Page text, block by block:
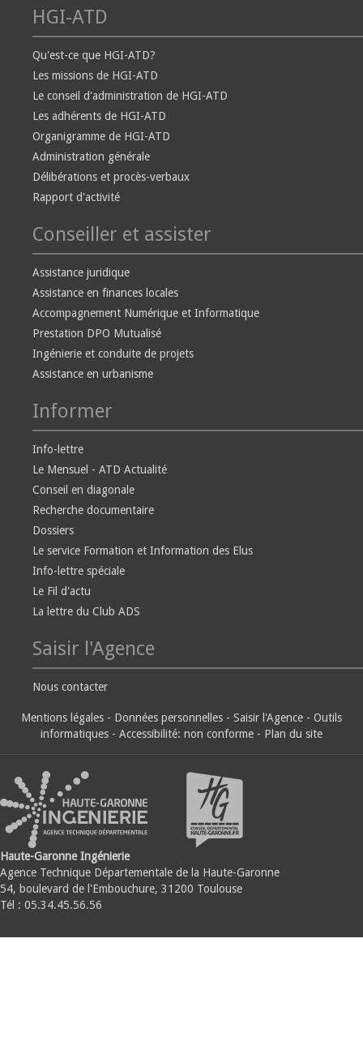
HGI-ATD
Qu'est-ce que HGI-ATD?
Les missions de HGI-ATD
Le conseil d'administration de HGI-ATD
Les adhérents de HGI-ATD
Organigramme de HGI-ATD
Administration générale
Délibérations et procès-verbaux
Rapport d'activité
Conseiller et assister
Assistance juridique
Assistance en finances locales
Accompagnement Numérique et Informatique
Prestation DPO Mutualisé
Ingénierie et conduite de projets
Assistance en urbanisme
Informer
Info-lettre
Le Mensuel - ATD Actualité
Conseil en diagonale
Recherche documentaire
Dossiers
Le service Formation et Information des Elus
Info-lettre spéciale
Le Fil d'actu
La lettre du Club ADS
Saisir l'Agence
Nous contacter
Mentions légales - Données personnelles - Saisir l'Agence - Outils
informatiques - Accessibilité: non conforme - Plan du site
Haute-Garonne Ingénierie
Agence Technique Départementale de la Haute-Garonne
54, boulevard de l'Embouchure, 31200 Toulouse
Tél : 05.34.45.56.56